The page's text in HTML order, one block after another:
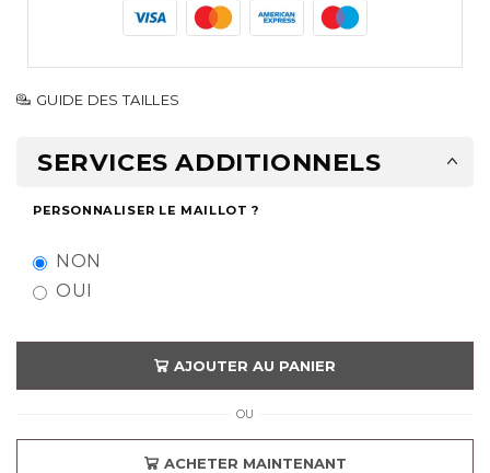
GUIDE DES TAILLES
SERVICES ADDITIONNELS
PERSONNALISER LE MAILLOT ?
NON
OUI
AJOUTER AU PANIER
OU
ACHETER MAINTENANT